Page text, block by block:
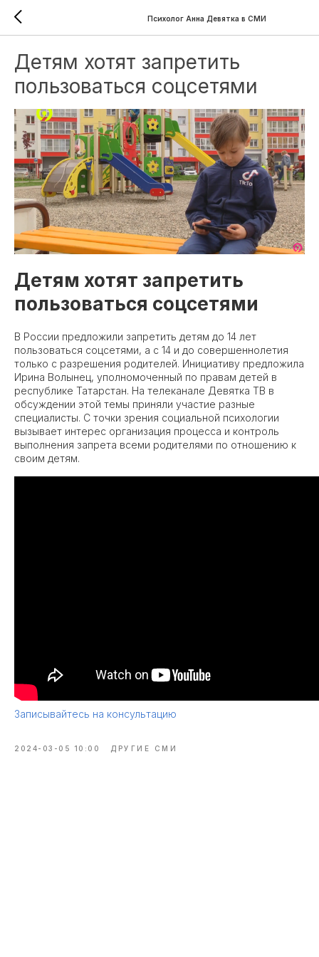
Психолог Анна Девятка в СМИ
Детям хотят запретить
пользоваться соцсетями
Детям хотят запретить
пользоваться соцсетями
В России предложили запретить детям до 14 лет
пользоваться соцсетями, а с 14 и до совершеннолетия
только с разрешения родителей. Инициативу предложила
Ирина Волынец, уполномоченный по правам детей в
республике Татарстан. На телеканале Девятка ТВ в
обсуждении этой темы приняли участие разные
специалисты. С точки зрения социальной психологии
вызывает интерес организация процесса и контроль
выполнения запрета всеми родителями по отношению к
своим детям.
Записывайтесь на консультацию
2024-03-05 10:00 ДРУГИЕ СМИ